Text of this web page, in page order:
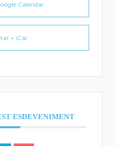
Calendar
+ iCal
ESDEVENIMENT